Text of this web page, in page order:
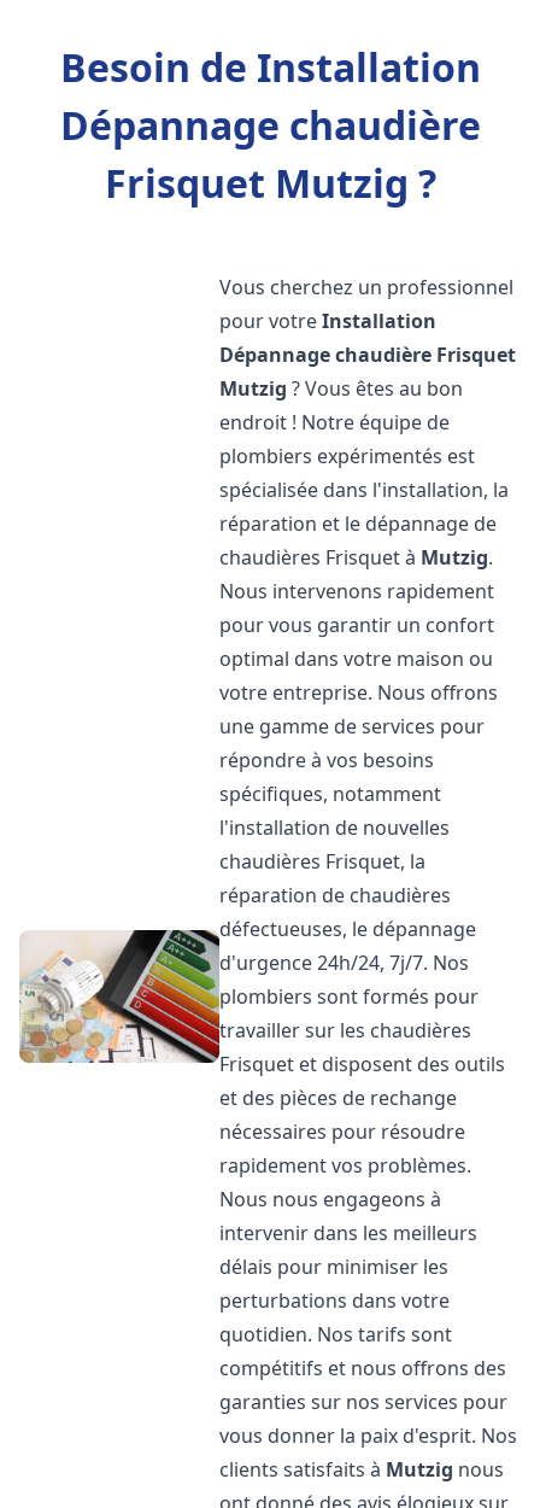
Besoin de Installation
Dépannage chaudière
Frisquet Mutzig ?
Vous cherchez un professionnel
pour votreInstallation
Dépannage chaudière Frisquet
Mutzig ? Vous êtes au bon
endroit ! Notre équipe de
plombiers expérimentés est
spécialisée dans l'installation, la
réparation et le dépannage de
chaudières Frisquet à Mutzig.
Nous intervenons rapidement
pour vous garantir un confort
optimal dans votre maison ou
votre entreprise. Nous offrons
une gamme de services pour
répondre à vos besoins
spécifiques, notamment
l'installation de nouvelles
chaudières Frisquet, la
réparation de chaudières
défectueuses, le dépannage
d'urgence 24h/24, 7j/7. Nos
plombiers sont formés pour
travailler sur les chaudières
Frisquet et disposent des outils
et des pièces de rechange
nécessaires pour résoudre
rapidement vos problèmes.
Nous nous engageons à
intervenir dans les meilleurs
délais pour minimiser les
perturbations dans votre
quotidien. Nos tarifs sont
compétitifs et nous offrons des
garanties sur nos services pour
vous donner la paix d'esprit. Nos
clients satisfaits à Mutzig nous